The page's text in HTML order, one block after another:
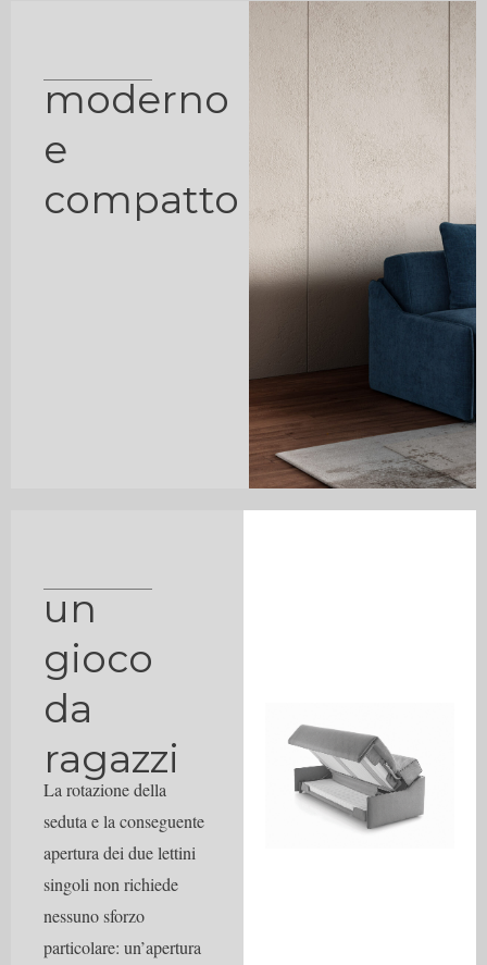
moderno
e
compatto
un
gioco
da
ragazzi
La rotazione della
seduta e la conseguente
apertura dei due lettini
singoli non richiede
nessuno sforzo
particolare: un’apertura